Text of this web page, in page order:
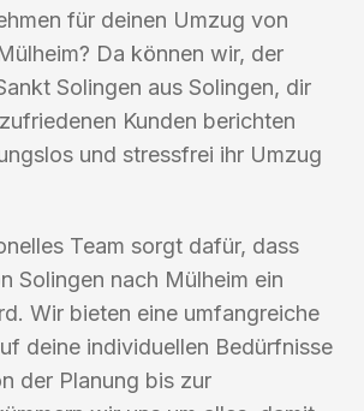
für deinen Umzug von
Da können wir, der
Solingen aus Solingen, dir
Kunden berichten
und stressfrei ihr Umzug
Team sorgt dafür, dass
Solingen nach Mülheim ein
Wir bieten eine umfangreiche
deine individuellen Bedürfnisse
der Planung bis zur